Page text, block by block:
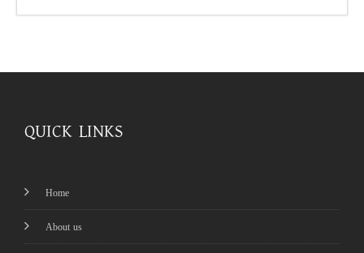
QUICK LINKS
Home
About us